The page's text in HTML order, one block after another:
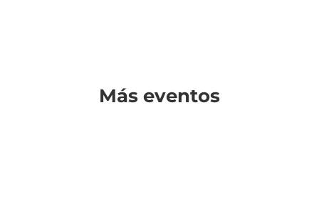
Más eventos